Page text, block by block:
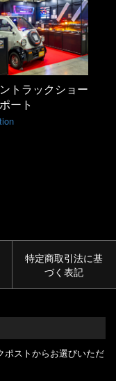
トラックショー
ート
特定商取引法に基
づく表記
ポストからお選びいただ